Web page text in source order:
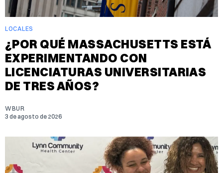
LOCALES
¿POR QUÉ MASSACHUSETTS ESTÁ
EXPERIMENTANDO CON
LICENCIATURAS UNIVERSITARIAS
DE TRES AÑOS?
WBUR
3 de agosto de 2026